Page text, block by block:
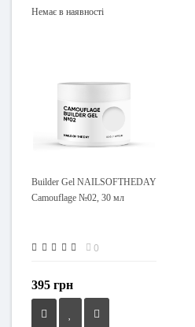
Немає в наявності
Builder Gel NAILSOFTHEDAY
Camouflage №02, 30 мл
0
395 грн